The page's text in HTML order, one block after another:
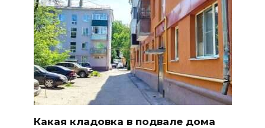
Какая кладовка в подвале дома